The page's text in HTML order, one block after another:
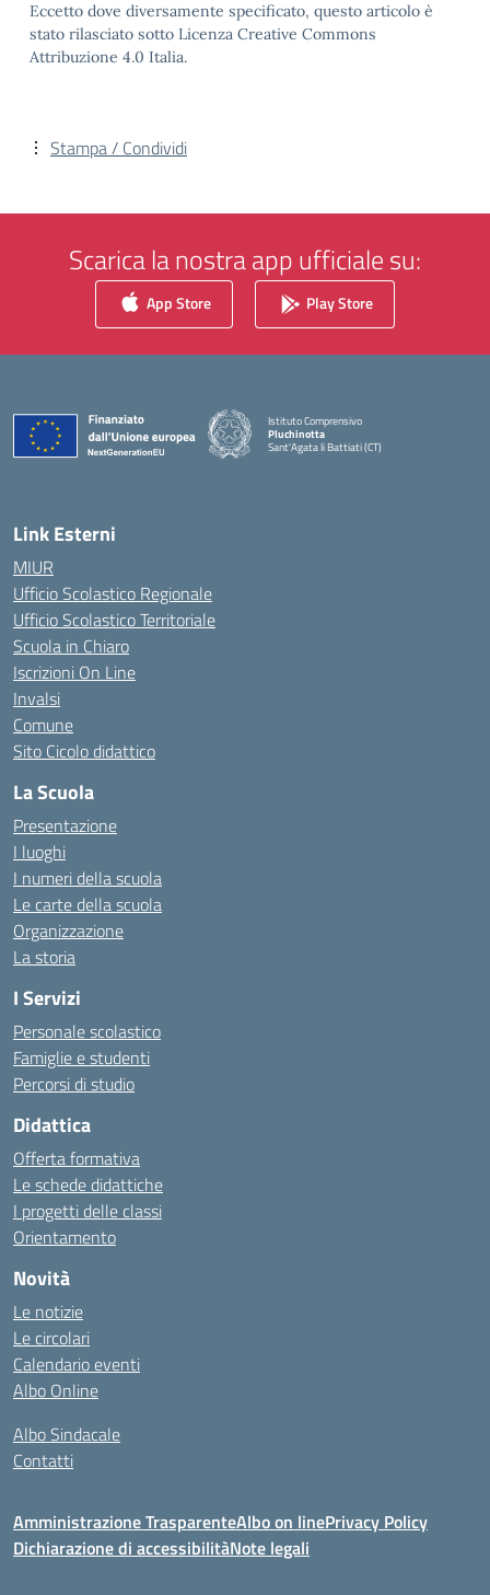
Eccetto dove diversamente specificato, questo articolo è
stato rilasciato sotto Licenza Creative Commons
Attribuzione 4.0 Italia.
Stampa / Condividi
Scarica la nostra app ufficiale su:
App Store Play Store
Istituto Comprensivo
Pluchinotta
Sant'Agata li Battiati (CT)
— Visita la pagina iniziale della scuola
Link Esterni
MIUR
Ufficio Scolastico Regionale
Ufficio Scolastico Territoriale
Scuola in Chiaro
Iscrizioni On Line
Invalsi
Comune
Sito Cicolo didattico
La Scuola
Presentazione
I luoghi
I numeri della scuola
Le carte della scuola
Organizzazione
La storia
I Servizi
Personale scolastico
Famiglie e studenti
Percorsi di studio
Didattica
Offerta formativa
Le schede didattiche
I progetti delle classi
Orientamento
Novità
Le notizie
Le circolari
Calendario eventi
Albo Online
Albo Sindacale
Contatti
Amministrazione TrasparenteAlbo on linePrivacy Policy
Dichiarazione di accessibilitàNote legali